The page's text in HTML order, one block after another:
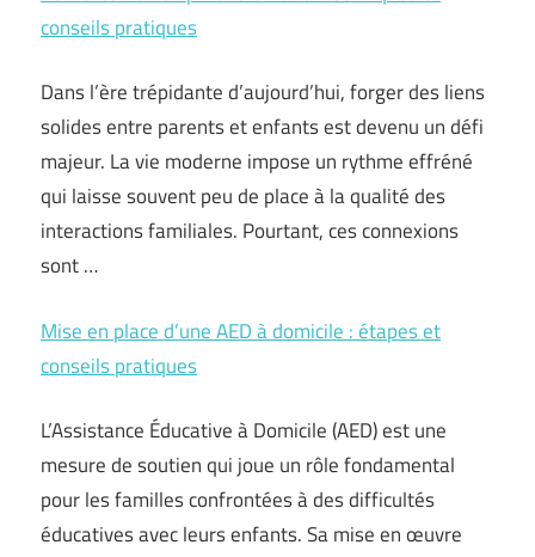
conseils pratiques
Dans l’ère trépidante d’aujourd’hui, forger des liens
solides entre parents et enfants est devenu un défi
majeur. La vie moderne impose un rythme effréné
qui laisse souvent peu de place à la qualité des
interactions familiales. Pourtant, ces connexions
sont …
Mise en place d’une AED à domicile : étapes et
conseils pratiques
L’Assistance Éducative à Domicile (AED) est une
mesure de soutien qui joue un rôle fondamental
pour les familles confrontées à des difficultés
éducatives avec leurs enfants. Sa mise en œuvre